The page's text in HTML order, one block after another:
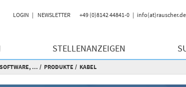
STELLENANZEIGEN
LOGIN NEWSLETTER +49 (0)8142 44841-0 info(at)rauscher.de
... PRODUKTE KABEL